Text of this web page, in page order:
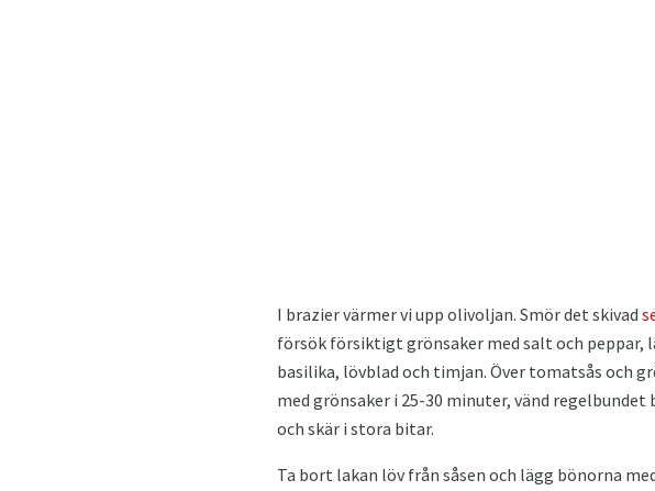
I brazier värmer vi upp olivoljan. Smör det skivad
försök försiktigt grönsaker med salt och
basilika, lövblad och timjan. Över tomatsås och
med grönsaker i 25-30 minuter, vänd
och skär i stora bitar.
Ta bort lakan löv från såsen och lägg bönorna